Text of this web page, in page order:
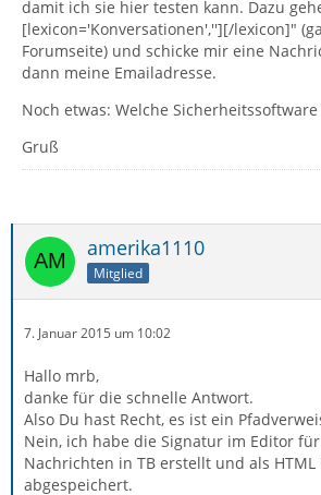
damit ich sie hier testen kann. Dazu
[lexicon='Konversationen',''][/lexicon]"
Forumseite) und schicke mir eine
dann meine Emailadresse.
Noch etwas: Welche
Gruß
amerika1110
Mitglied
7. Januar 2015 um 10:02
Hallo mrb,
danke für die schnelle Antwort.
Also Du hast Recht, es ist ein
Nein, ich habe die Signatur im Editor
Nachrichten in TB erstellt und als HTML
abgespeichert.